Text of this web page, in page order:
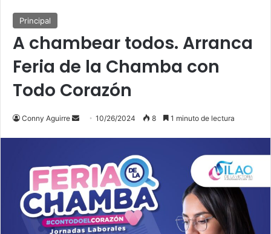
Principal
A chambear todos. Arranca
Feria de la Chamba con
Todo Corazón
Conny Aguirre
a
n
e
m
10/26/2024 8 1 minuto de lectura